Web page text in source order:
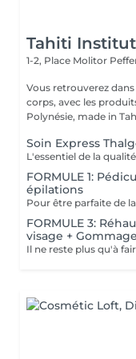
Tahiti Institut
1-2, Place Molitor
Vous retrouverez
corps, avec les
Polynésie, made in
Soin Express
FORMULE 1:
épilations
FORMULE 3:
visage +